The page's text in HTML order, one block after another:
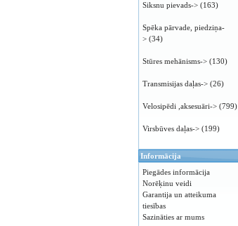
Siksnu pievads-> (163)
Spēka pārvade, piedziņa-
> (34)
Stūres mehānisms-> (130)
Transmisijas daļas-> (26)
Velosipēdi ,aksesuāri-> (799)
Virsbūves daļas-> (199)
Informācija
Piegādes informācija
Norēķinu veidi
Garantija un atteikuma
tiesības
Sazināties ar mums